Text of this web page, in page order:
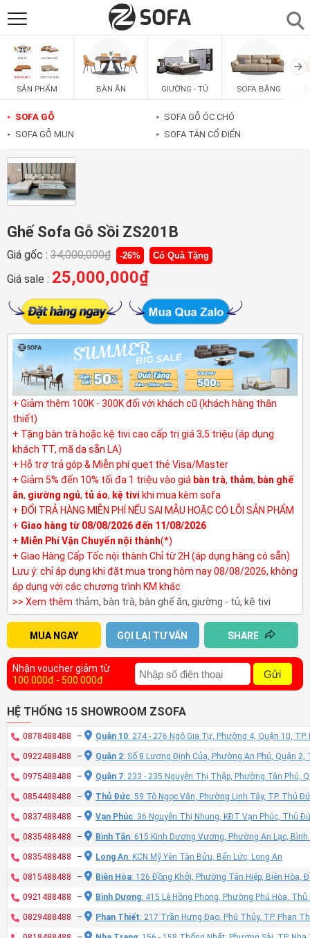
SẢN PHẨM
SOFAS
PHÒNG ĂN
PHÒNG NGỦ
PHÒNG KHÁCH
SẢN PHẨM BÀN ĂN GIƯỜNG - TỦ SOFA BĂNG
► SOFA GỖ
► SOFA GỖ MUN
► SOFA GỖ ÓC CHÓ
► SOFA TÂN CỔ ĐIỂN
Ghế Sofa Gỗ Sồi ZS201B
Giá gốc : 34,000,000₫ -26% Có Quà Tặng
Giá sale : 25,000,000₫
+ Giảm thêm 100K - 300K đối với khách cũ (khách hàng thân
thiết)
+ Tặng bàn trà hoặc kệ tivi cao cấp trị giá 3,5 triệu (áp dụng
khách TT, mã da sẵn LA)
+ Hỗ trợ trả góp & Miễn phí quẹt thẻ Visa/Master
+ Giảm 5% đến 10% tối đa 1 triệu vào giá bàn trà, thảm, bàn ghế
ăn, giường ngủ, tủ áo, kệ tivi khi mua kèm sofa
+ ĐỔI TRẢ HÀNG MIỄN PHÍ NẾU SAI MẪU HOẶC CÓ LỖI SẢN PHẨM
+ Giao hàng từ 08/08/2026 đến 11/08/2026
+ Miễn Phí Vận Chuyển nội thành(*)
+ Giao Hàng Cấp Tốc nội thành Chỉ từ 2H (áp dụng hàng có sẵn)
Lưu ý: chỉ áp dụng khi đặt mua trong hôm nay 08/08/2026, không
áp dụng với các chương trình KM khác
>> Xem thêm thảm, bàn trà, bàn ghế ăn, giường - tủ, kệ tivi
MUA NGAY GỌI LẠI TƯ VẤN SHARE
Nhận voucher giảm từ
100.000đ - 500.000đ
Gửi
HỆ THỐNG 15 SHOWROOM ZSOFA
0878488488 – Quận 10: 274 - 276 Ngô Gia Tự, Phường 4, Quận 10, TP.
0922488488 – Quận 2: Số 8 Lương Định Của, Phường An Phú, Quận 2,
0975488488 – Quận 7: 233 - 235 Nguyễn Thị Thập, Phường Tân Phú,
0854488488 – Thủ Đức: 59 Tô Ngọc Vân, Phường Linh Tây, TP. Thủ
0837488488 – Vạn Phúc: 36 Nguyễn Thị Nhung, KĐT Vạn Phúc, Thủ
0835488488 – Bình Tân: 615 Kinh Dương Vương, Phường An Lạc, Bình
0835488488 – Long An: KCN Mỹ Yên Tân Bửu, Bến Lức, Long An
0815488488 – Biên Hòa: 126 Đồng Khởi, Phường Tân Hiệp, Biên Hòa,
0921488488 – Bình Dương: 415 Lê Hồng Phong, Phường Phú Hòa,
0829488488 – Phan Thiết: 217 Trần Hưng Đạo, Phú Thủy, TP. Phan